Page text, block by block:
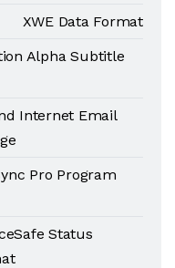
XWE Data Format
Alpha Subtitle
Internet Email
Pro Program
Status